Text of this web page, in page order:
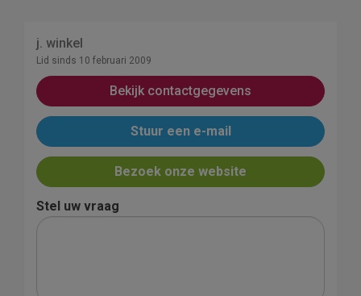
j. winkel
Lid sinds 10 februari 2009
Bekijk contactgegevens
Stuur een e-mail
Bezoek onze website
Stel uw vraag